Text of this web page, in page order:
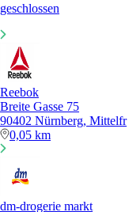
geschlossen
Reebok
Breite Gasse 75
90402 Nürnberg, Mittelfr
0,05 km
dm-drogerie markt